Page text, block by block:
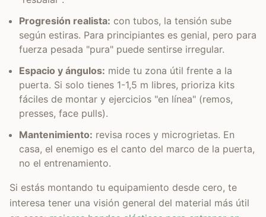
Progresión realista: con tubos, la tensión sube
según estiras. Para principiantes es genial, pero para
fuerza pesada "pura" puede sentirse irregular.
Espacio y ángulos: mide tu zona útil frente a la
puerta. Si solo tienes 1-1,5 m libres, prioriza kits
fáciles de montar y ejercicios "en línea" (remos,
presses, face pulls).
Mantenimiento: revisa roces y microgrietas. En
casa, el enemigo es el canto del marco de la puerta,
no el entrenamiento.
Si estás montando tu equipamiento desde cero, te
interesa tener una visión general del material más útil